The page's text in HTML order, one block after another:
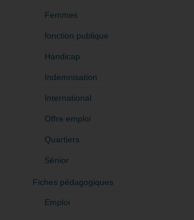
Femmes
fonction publique
Handicap
Indemnisation
International
Offre emploi
Quartiers
Sénior
Fiches pédagogiques
Emploi